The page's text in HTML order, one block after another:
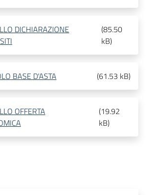
DICHIARAZIONE
(85.50
kB)
BASE D'ASTA (61.53 kB)
OFFERTA
(19.92
kB)